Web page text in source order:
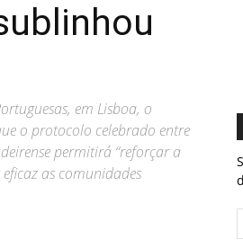
em Lisboa, o
o protocolo celebrado entre
permitirá “reforçar a
as comunidades